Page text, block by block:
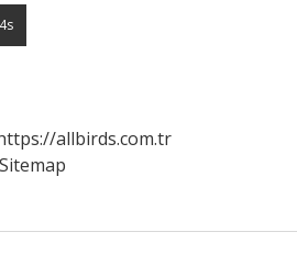
allbirds.com.tr
Sitemap